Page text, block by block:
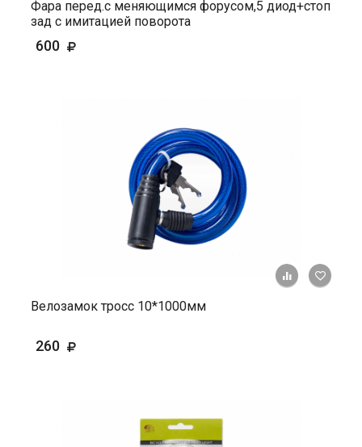
Фара перед.с меняющимся форусом,5 диод+стоп
зад с имитацией поворота
600
+ К
Велозамок тросс 10*1000мм
260